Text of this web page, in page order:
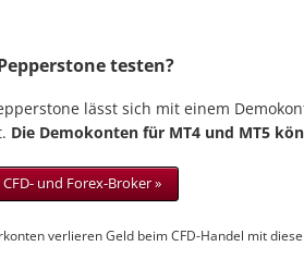
testen?
lässt sich mit einem
Die Demokonten für MT4 und MT5
und Forex-Broker »
verlieren Geld beim CFD-Handel mit